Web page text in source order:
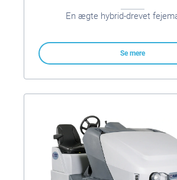
En ægte hybrid-drevet
Se mere